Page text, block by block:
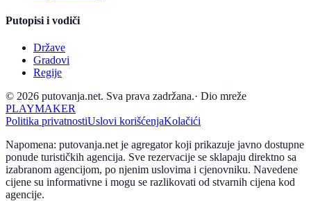
Putopisi i vodiči
Države
Gradovi
Regije
© 2026 putovanja.net. Sva prava zadržana.· Dio mreže
PLAYMAKER
Politika privatnostiUslovi korišćenjaKolačići
Napomena: putovanja.net je agregator koji prikazuje javno dostupne
ponude turističkih agencija. Sve rezervacije se sklapaju direktno sa
izabranom agencijom, po njenim uslovima i cjenovniku. Navedene
cijene su informativne i mogu se razlikovati od stvarnih cijena kod
agencije.